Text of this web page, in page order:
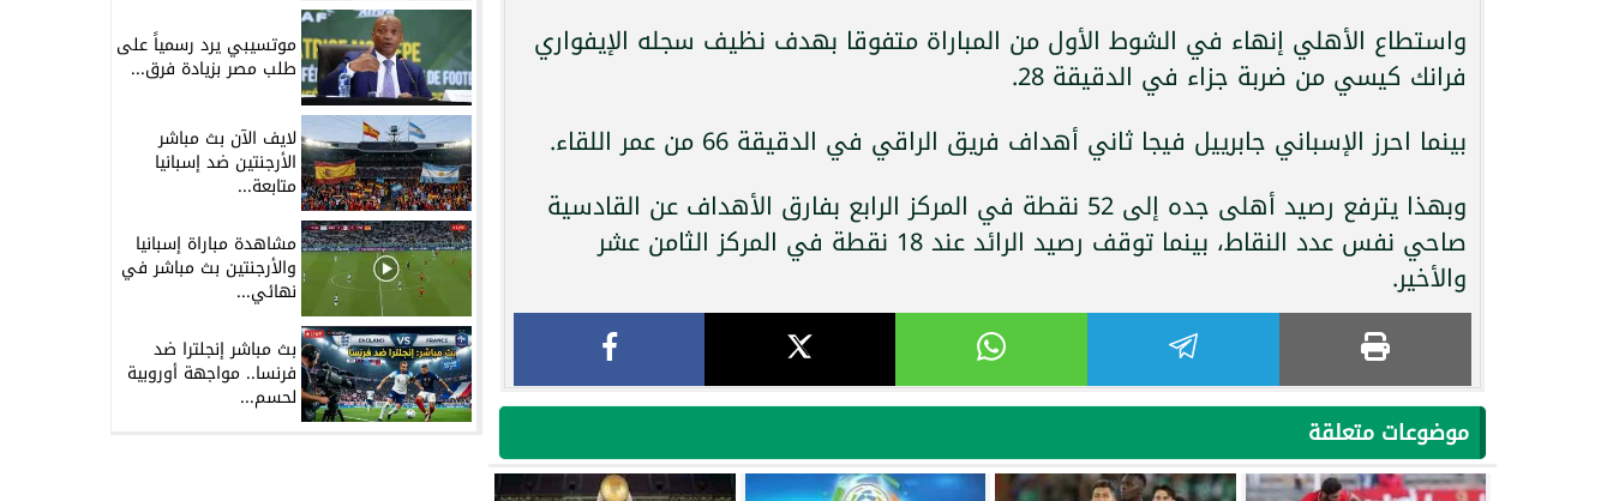
واستطاع الأهلي إنهاء في الشوط الأول من المباراة متفوقا بهدف نظيف سجله الإيفواري
فرانك كيسي من ضربة جزاء في الدقيقة 28.
بينما احرز الإسباني جابرييل فيجا ثاني أهداف فريق الراقي في الدقيقة 66 من عمر اللقاء.
وبهذا يترفع رصيد أهلى جده إلى 52 نقطة في المركز الرابع بفارق الأهداف عن القادسية
صاحي نفس عدد النقاط، بينما توقف رصيد الرائد عند 18 نقطة في المركز الثامن عشر
والأخير.
موضوعات متعلقة
موتسيبي يرد رسمياً على
طلب مصر بزيادة فرق...
لايف الآن بث مباشر
الأرجنتين ضد إسبانيا
متابعة...
مشاهدة مباراة إسبانيا
والأرجنتين بث مباشر في
نهائي...
بث مباشر إنجلترا ضد
فرنسا.. مواجهة أوروبية
لحسم...